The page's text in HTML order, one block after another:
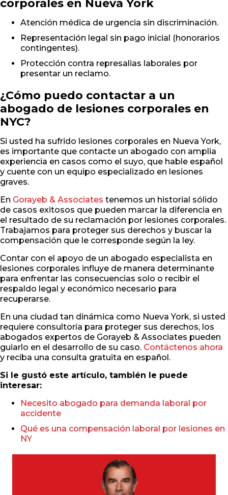
corporales en Nueva York
Atención médica de urgencia sin discriminación.
Representación legal sin pago inicial (honorarios
contingentes).
Protección contra represalias laborales por
presentar un reclamo.
¿Cómo puedo contactar a un
abogado de lesiones corporales en
NYC?
Si usted ha sufrido lesiones corporales en Nueva York,
es importante que contacte un abogado con amplia
experiencia en casos como el suyo, que hable español
y cuente con un equipo especializado en lesiones
graves.
En Gorayeb & Associates tenemos un historial sólido
de casos exitosos que pueden marcar la diferencia en
el resultado de su reclamación por lesiones corporales.
Trabajamos para proteger sus derechos y buscar la
compensación que le corresponde según la ley.
Contar con el apoyo de un abogado especialista en
lesiones corporales influye de manera determinante
para enfrentar las consecuencias solo o recibir el
respaldo legal y económico necesario para
recuperarse.
En una ciudad tan dinámica como Nueva York, si usted
requiere consultoría para proteger sus derechos, los
abogados expertos de Gorayeb & Associates pueden
guiarlo en el desarrollo de su caso. Contáctenos ahora
y reciba una consulta gratuita en español.
Si le gustó este artículo, también le puede
interesar:
Necesito abogado para demanda laboral por
accidente
Qué es una compensación laboral por lesiones en
NY